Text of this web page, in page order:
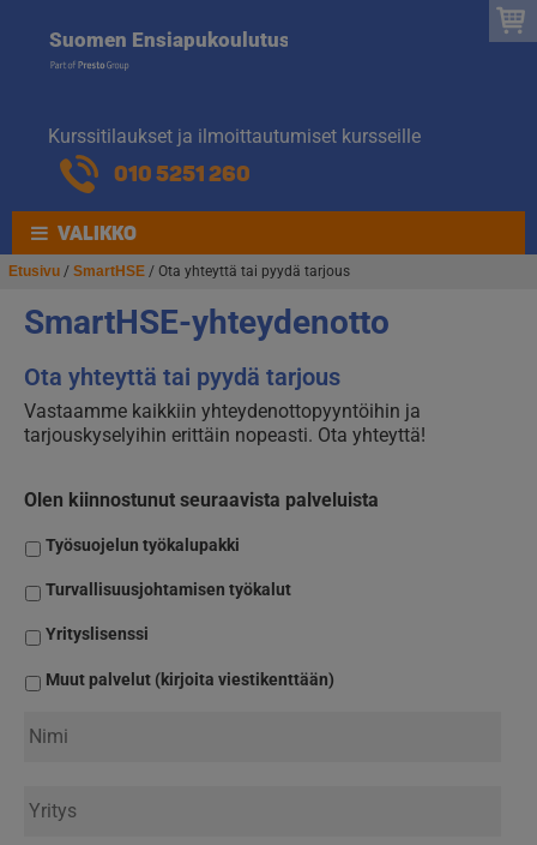
navigointiin
sisältöön
Suomen EnsiapukoulutusSuomen
Kurssitilaukset ja ilmoittautumiset kursseille
010 5251 260
VALIKKO
Etusivu / SmartHSE / Ota yhteyttä tai pyydä tarjous
SmartHSE-yhteydenotto
Ota yhteyttä tai pyydä tarjous
Vastaamme kaikkiin yhteydenottopyyntöihin ja
tarjouskyselyihin erittäin nopeasti. Ota yhteyttä!
Olen kiinnostunut seuraavista palveluista
Työsuojelun työkalupakki
Turvallisuusjohtamisen työkalut
Yrityslisenssi
Muut palvelut (kirjoita viestikenttään)